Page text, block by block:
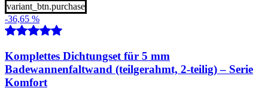
variant_btn.purchase
-36,65 %
Komplettes Dichtungset für 5 mm
Badewannenfaltwand (teilgerahmt, 2-teilig) – Serie
Komfort